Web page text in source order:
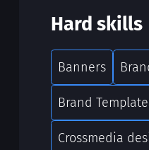
Hard skills
Banners
Brand
Crossmedia